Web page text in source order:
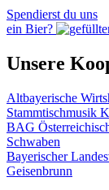
Spendierst du uns
ein Bier?
Unsere
Altbayerische
Stammtischmusik
BAG
Schwaben
Bayerischer
Geisenbrunn